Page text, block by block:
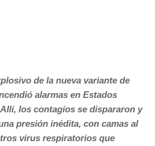
de la nueva variante de
alarmas en Estados
los contagios se dispararon y
presión inédita, con camas al
virus respiratorios que